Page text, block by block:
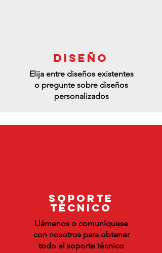
DISEÑO
Elija entre diseños existentes
o pregunte sobre diseños
personalizados
SOPORTE
TÉCNICO
Llámenos o comuníquese
con nosotros para obtener
todo el soporte técnico